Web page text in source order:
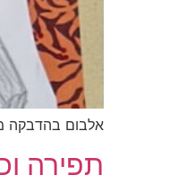
אלבום בהדבקה
תפירה